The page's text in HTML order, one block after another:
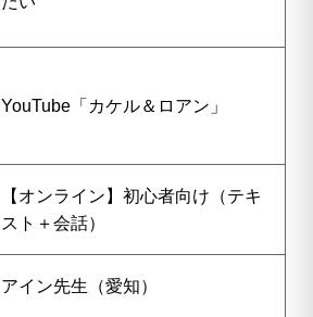
YouTube「カケル＆ロアン」
【オンライン】初心者向け（テキ
スト＋会話）
アイン先生（愛知）